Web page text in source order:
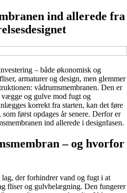
ind allerede fra
– både økonomisk og
armaturer og design, men glemmer
vådrumsmembranen. Den er
og gulve mod fugt og
korrekt fra starten, kan det føre
først opdages år senere. Derfor er
ind allerede i designfasen.
– og hvorfor
der forhindrer vand og fugt i at
fliser og gulvbelægning. Den fungerer